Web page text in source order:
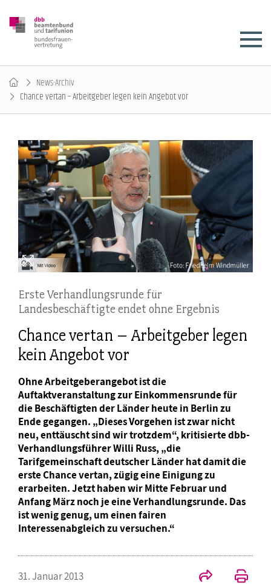
News-Archiv
Chance vertan – Arbeitgeber legen kein Angebot vor
Erste Verhandlungsrunde für
Landesbeschäftigte endet ohne Ergebnis
Chance vertan – Arbeitgeber legen
kein Angebot vor
Ohne Arbeitgeberangebot ist die
Auftaktveranstaltung zur Einkommensrunde für
die Beschäftigten der Länder heute in Berlin zu
Ende gegangen. „Dieses Vorgehen ist zwar nicht
neu, enttäuscht sind wir trotzdem“, kritisierte dbb-
Verhandlungsführer Willi Russ, „die
Tarifgemeinschaft deutscher Länder hat damit die
erste Chance vertan, zügig eine Einigung zu
erarbeiten. Jetzt haben wir Mitte Februar und
Anfang März noch je eine Verhandlungsrunde. Das
ist wenig genug, um einen fairen
Interessenabgleich zu versuchen.“
31. Januar 2013